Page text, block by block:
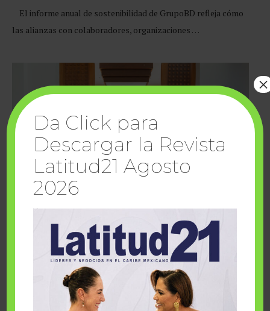
El informe anual de sostenibilidad de GrupoBD refleja cómo
las alianzas con colaboradores, organizaciones …
Cuando la solidaridad inspira; cumplen
sueños Fairmont Mayakoba y Make-A-Wish
Da Click para
Descargar la Revista
Latitud21 Agosto
2026
×